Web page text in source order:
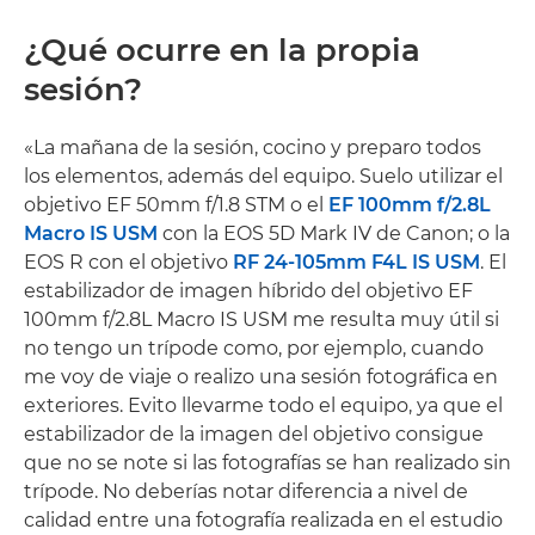
¿Qué ocurre en la propia
sesión?
«La mañana de la sesión, cocino y preparo todos
los elementos, además del equipo. Suelo utilizar el
objetivo EF 50mm f/1.8 STM o el EF 100mm f/2.8L
Macro IS USM con la EOS 5D Mark IV de Canon; o la
EOS R con el objetivo RF 24-105mm F4L IS USM. El
estabilizador de imagen híbrido del objetivo EF
100mm f/2.8L Macro IS USM me resulta muy útil si
no tengo un trípode como, por ejemplo, cuando
me voy de viaje o realizo una sesión fotográfica en
exteriores. Evito llevarme todo el equipo, ya que el
estabilizador de la imagen del objetivo consigue
que no se note si las fotografías se han realizado sin
trípode. No deberías notar diferencia a nivel de
calidad entre una fotografía realizada en el estudio